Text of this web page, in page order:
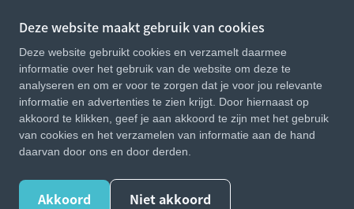
Deze website maakt gebruik van cookies
Deze website gebruikt cookies en verzamelt daarmee
informatie over het gebruik van de website om deze te
analyseren en om er voor te zorgen dat je voor jou relevante
informatie en advertenties te zien krijgt. Door hiernaast op
akkoord te klikken, geef je aan akkoord te zijn met het gebruik
van cookies en het verzamelen van informatie aan de hand
daarvan door ons en door derden.
Akkoord Niet akkoord